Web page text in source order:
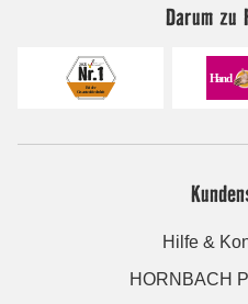
Darum zu
Hilfe &
HORNBACH